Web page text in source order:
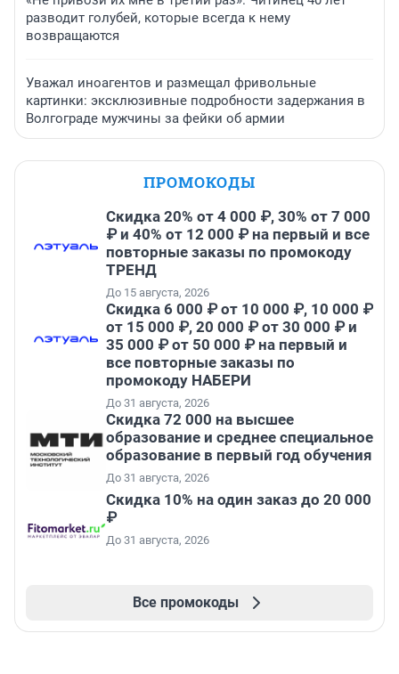
разводит голубей, которые всегда к нему
возвращаются
Уважал иноагентов и размещал фривольные
картинки: эксклюзивные подробности задержания в
Волгограде мужчины за фейки об армии
ПРОМОКОДЫ
Скидка 20% от 4 000 ₽, 30% от 7 000
₽ и 40% от 12 000 ₽ на первый и все
повторные заказы по промокоду
ТРЕНД
До 15 августа, 2026
Скидка 6 000 ₽ от 10 000 ₽, 10 000 ₽
от 15 000 ₽, 20 000 ₽ от 30 000 ₽ и
35 000 ₽ от 50 000 ₽ на первый и
все повторные заказы по
промокоду НАБЕРИ
До 31 августа, 2026
Скидка 72 000 на высшее
образование и среднее специальное
образование в первый год обучения
До 31 августа, 2026
Скидка 10% на один заказ до 20 000
₽
До 31 августа, 2026
Все промокоды